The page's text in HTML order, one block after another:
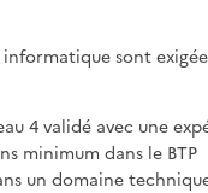
sont
4 validé avec une
minimum dans le BTP
un domaine